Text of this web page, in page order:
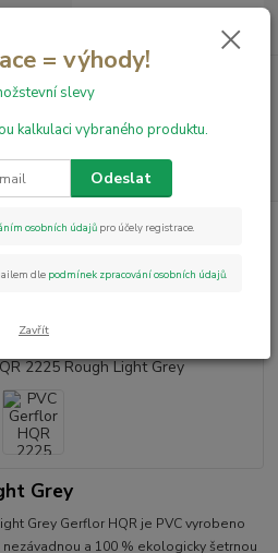
0,00 Kč
PVC Gerflor HQR 2225 Rough Light Grey
2225 Rough
Grey
Grey Gerflor HQR je PVC vyrobeno
a 100 % ekologicky šetrnou
= výhody!
slevy
kalkulaci vybraného produktu.
Odeslat
osobních údajů pro účely registrace.
dle podmínek zpracování osobních údajů.
Zavřít